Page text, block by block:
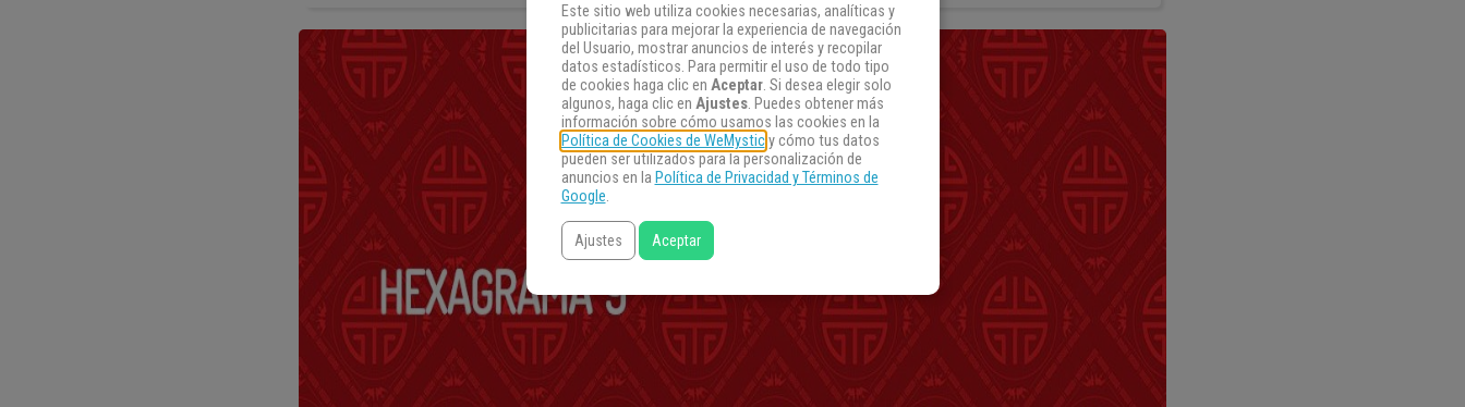
Este sitio web utiliza cookies necesarias, analíticas y
publicitarias para mejorar la experiencia de navegación
del Usuario, mostrar anuncios de interés y recopilar
datos estadísticos. Para permitir el uso de todo tipo
de cookies haga clic en Aceptar. Si desea elegir solo
algunos, haga clic en Ajustes. Puedes obtener más
información sobre cómo usamos las cookies en la
Política de Cookies de WeMysticy cómo tus datos
pueden ser utilizados para la personalización de
anuncios en la Política de Privacidad y Términos de
Google.
Ajustes Aceptar